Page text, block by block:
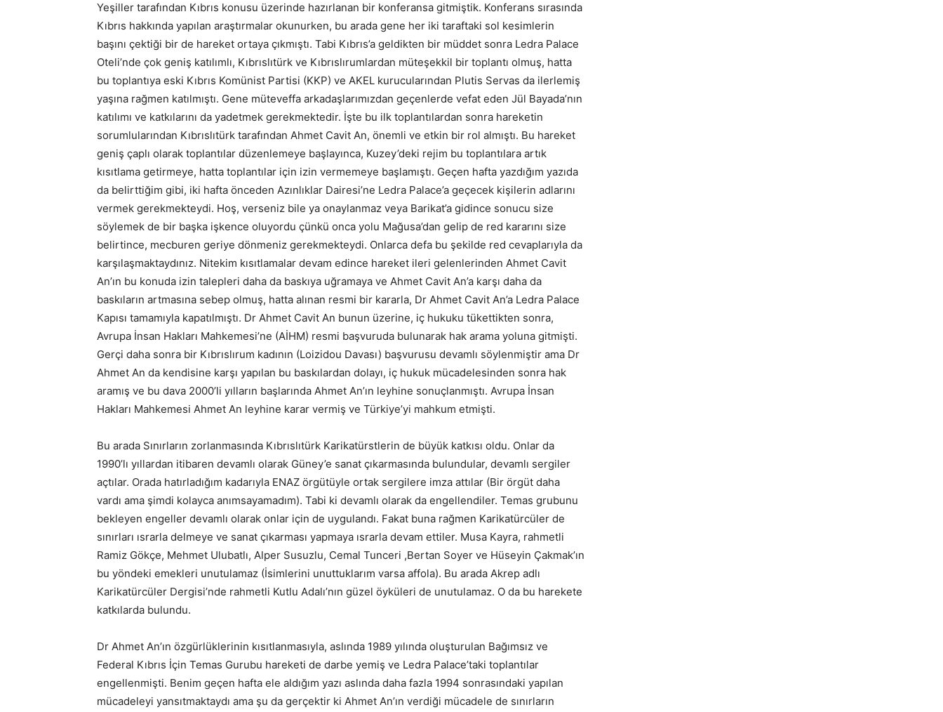
Yeşiller tarafından Kıbrıs konusu üzerinde hazırlanan bir konferansa gitmiştik. Konferans sırasında
Kıbrıs hakkında yapılan araştırmalar okunurken, bu arada gene her iki taraftaki sol kesimlerin
başını çektiği bir de hareket ortaya çıkmıştı. Tabi Kıbrıs’a geldikten bir müddet sonra Ledra Palace
Oteli’nde çok geniş katılımlı, Kıbrıslıtürk ve Kıbrıslırumlardan müteşekkil bir toplantı olmuş, hatta
bu toplantıya eski Kıbrıs Komünist Partisi (KKP) ve AKEL kurucularından Plutis Servas da ilerlemiş
yaşına rağmen katılmıştı. Gene müteveffa arkadaşlarımızdan geçenlerde vefat eden Jül Bayada’nın
katılımı ve katkılarını da yadetmek gerekmektedir. İşte bu ilk toplantılardan sonra hareketin
sorumlularından Kıbrıslıtürk tarafından Ahmet Cavit An, önemli ve etkin bir rol almıştı. Bu hareket
geniş çaplı olarak toplantılar düzenlemeye başlayınca, Kuzey’deki rejim bu toplantılara artık
kısıtlama getirmeye, hatta toplantılar için izin vermemeye başlamıştı. Geçen hafta yazdığım yazıda
da belirttiğim gibi, iki hafta önceden Azınlıklar Dairesi’ne Ledra Palace’a geçecek kişilerin adlarını
vermek gerekmekteydi. Hoş, verseniz bile ya onaylanmaz veya Barikat’a gidince sonucu size
söylemek de bir başka işkence oluyordu çünkü onca yolu Mağusa’dan gelip de red kararını size
belirtince, mecburen geriye dönmeniz gerekmekteydi. Onlarca defa bu şekilde red cevaplarıyla da
karşılaşmaktaydınız. Nitekim kısıtlamalar devam edince hareket ileri gelenlerinden Ahmet Cavit
An’ın bu konuda izin talepleri daha da baskıya uğramaya ve Ahmet Cavit An’a karşı daha da
baskıların artmasına sebep olmuş, hatta alınan resmi bir kararla, Dr Ahmet Cavit An’a Ledra Palace
Kapısı tamamıyla kapatılmıştı. Dr Ahmet Cavit An bunun üzerine, iç hukuku tükettikten sonra,
Avrupa İnsan Hakları Mahkemesi’ne (AİHM) resmi başvuruda bulunarak hak arama yoluna gitmişti.
Gerçi daha sonra bir Kıbrıslırum kadının (Loizidou Davası) başvurusu devamlı söylenmiştir ama Dr
Ahmet An da kendisine karşı yapılan bu baskılardan dolayı, iç hukuk mücadelesinden sonra hak
aramış ve bu dava 2000’li yılların başlarında Ahmet An’ın leyhine sonuçlanmıştı. Avrupa İnsan
Hakları Mahkemesi Ahmet An leyhine karar vermiş ve Türkiye’yi mahkum etmişti.
Bu arada Sınırların zorlanmasında Kıbrıslıtürk Karikatürstlerin de büyük katkısı oldu. Onlar da
1990’lı yıllardan itibaren devamlı olarak Güney’e sanat çıkarmasında bulundular, devamlı sergiler
açtılar. Orada hatırladığım kadarıyla ENAZ örgütüyle ortak sergilere imza attılar (Bir örgüt daha
vardı ama şimdi kolayca anımsayamadım). Tabi ki devamlı olarak da engellendiler. Temas grubunu
bekleyen engeller devamlı olarak onlar için de uygulandı. Fakat buna rağmen Karikatürcüler de
sınırları ısrarla delmeye ve sanat çıkarması yapmaya ısrarla devam ettiler. Musa Kayra, rahmetli
Ramiz Gökçe, Mehmet Ulubatlı, Alper Susuzlu, Cemal Tunceri ,Bertan Soyer ve Hüseyin Çakmak’ın
bu yöndeki emekleri unutulamaz (İsimlerini unuttuklarım varsa affola). Bu arada Akrep adlı
Karikatürcüler Dergisi’nde rahmetli Kutlu Adalı’nın güzel öyküleri de unutulamaz. O da bu harekete
katkılarda bulundu.
Dr Ahmet An’ın özgürlüklerinin kısıtlanmasıyla, aslında 1989 yılında oluşturulan Bağımsız ve
Federal Kıbrıs İçin Temas Gurubu hareketi de darbe yemiş ve Ledra Palace’taki toplantılar
engellenmişti. Benim geçen hafta ele aldığım yazı aslında daha fazla 1994 sonrasındaki yapılan
mücadeleyi yansıtmaktaydı ama şu da gerçektir ki Ahmet An’ın verdiği mücadele de sınırların